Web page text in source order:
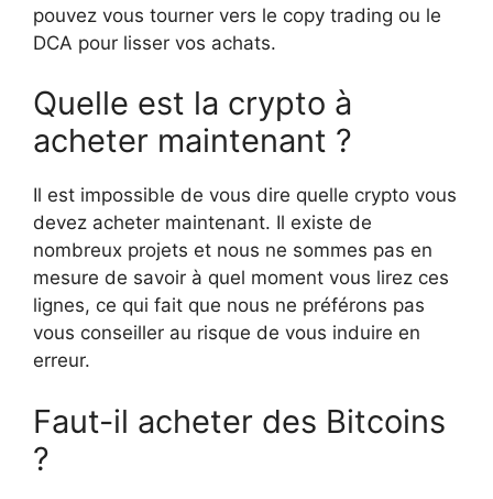
pouvez vous tourner vers le copy trading ou le
DCA pour lisser vos achats.
Quelle est la crypto à
acheter maintenant ?
Il est impossible de vous dire quelle crypto vous
devez acheter maintenant. Il existe de
nombreux projets et nous ne sommes pas en
mesure de savoir à quel moment vous lirez ces
lignes, ce qui fait que nous ne préférons pas
vous conseiller au risque de vous induire en
erreur.
Faut-il acheter des Bitcoins
?